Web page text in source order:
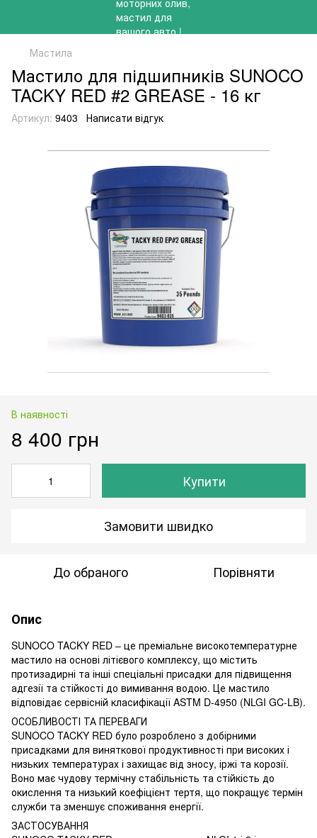
Мастила
Мастило для підшипників SUNOCO
TACKY RED #2 GREASE - 16 кг
Артикул: 9403 Написати відгук
В наявності
8 400 грн
Купити
Замовити швидко
До обраного Порівняти
Опис
SUNOCO TACKY RED – це преміальне високотемпературне
мастило на основі літієвого комплексу, що містить
протизадирні та інші спеціальні присадки для підвищення
адгезії та стійкості до вимивання водою. Це мастило
відповідає сервісній класифікації ASTM D-4950 (NLGI GC-LB).
ОСОБЛИВОСТІ ТА ПЕРЕВАГИ
SUNOCO TACKY RED було розроблено з добірними
присадками для виняткової продуктивності при високих і
низьких температурах і захищає від зносу, іржі та корозії.
Воно має чудову термічну стабільність та стійкість до
окислення та низький коефіцієнт тертя, що покращує термін
служби та зменшує споживання енергії.
ЗАСТОСУВАННЯ